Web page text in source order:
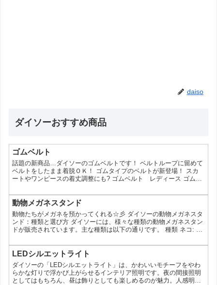
daiso
ダイソーおすすめ商品
ゴムベルト
話題の新商品…ダイソーのゴムベルトです！ ベルトループに留めて
ベルトをしたまま着脱ＯＫ！ ゴムタイプのベルトが新登場！ スカ
ートやワンピースの着丈調整にも? ゴムベルト レディース ゴムベ
動物メガネスタンド
動物たちがメガネを預かってくれる☆彡 ダイソーの動物メガネスタ
ンド：種類と選び方 ダイソーには、様々な種類の動物メガネスタン
ドが販売されています。主な種類は以下の通りです。 種類 ネコ: 最
ポーズをしたものがたくさんあります。 ネコ 動物メガネスタンド
ダイソー イヌ: ネコに次いで人気の動物メガネスタンドです。イヌ
の忠実な表情や愛らしい仕草をしたものがたくさんあります。 イヌ
動物メガネスタンド ダイソー パンダ:...
LEDシルエットライト
ダイソーの「LEDシルエットライト」は、かわいいモチーフをやわ
らかな灯りで浮かび上がらせるインテリア照明です。夜の間接照明
としてはもちろん、昼は飾りとしても楽しめるのが魅力。人感明暗